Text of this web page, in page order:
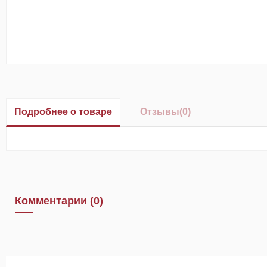
Подробнее о товаре Отзывы(0)
Комментарии (0)